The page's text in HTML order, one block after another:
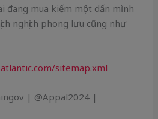
đang mua kiếm một dấn mình
nghịch phong lưu cũng như
sitemap.xml
| @Appal2024 |